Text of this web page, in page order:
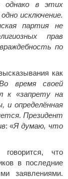
однако в этих
исключение.
партия не
прав
по
как
время своей
к «запрету на
и определённая
Президент
: «Я думаю, что
что
в последние
заявлениями.